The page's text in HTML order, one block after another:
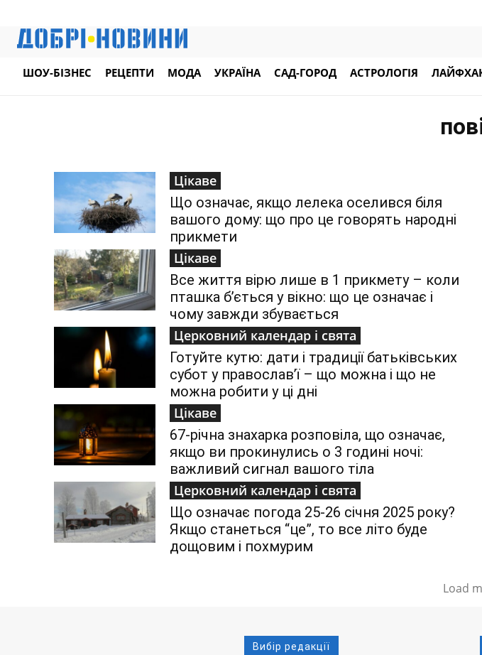
ШОУ-БІЗНЕС РЕЦЕПТИ МОДА УКРАЇНА САД-ГОРОД АСТРОЛОГІЯ
Цікаве
Що означає, якщо лелека оселився біля
вашого дому: що про це говорять народні
прикмети
Цікаве
Все життя вірю лише в 1 прикмету – коли
пташка бʼється у вікно: що це означає і
чому завжди збувається
Церковний календар і свята
Готуйте кутю: дати і традиції батьківських
субот у православ’ї – що можна і що не
можна робити у ці дні
Цікаве
67-річна знахарка розповіла, що означає,
якщо ви прокинулись о 3 годині ночі:
важливий сигнал вашого тіла
Церковний календар і свята
Що означає погода 25-26 січня 2025 року?
Якщо станеться “це”, то все літо буде
дощовим і похмурим
Load
Вибір редакції